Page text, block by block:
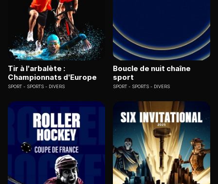
Tir à l'arbalète :
Championnats d'Europe
SPORT SPORTS - DIVERS
Boucle de nuit chaîne
sport
SPORT SPORTS - DIVERS